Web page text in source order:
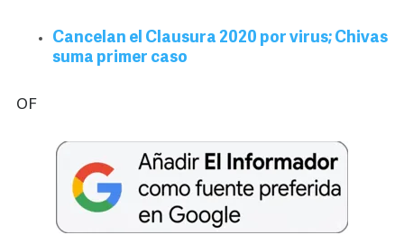
Cancelan el Clausura 2020 por virus; Chivas
suma primer caso
OF